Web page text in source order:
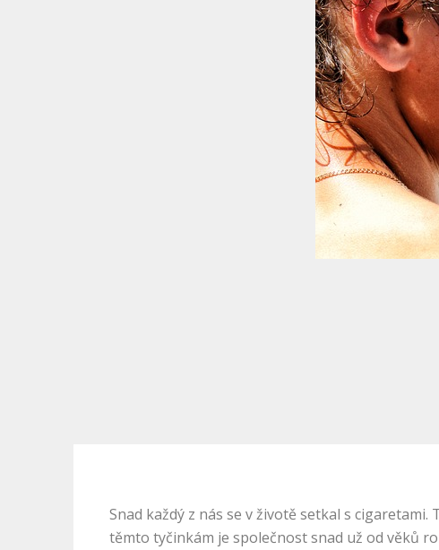
Snad každý z nás se v životě setkal s
těmto tyčinkám je společnost snad už od věků